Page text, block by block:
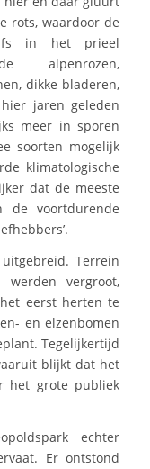
rots, waardoor de
in het prieel
alpenrozen,
dikke bladeren,
jaren geleden
meer in sporen
soorten mogelijk
klimatologische
dat de meeste
de voortdurende
Terrein
werden vergroot,
eerst herten te
en elzenbomen
Tegelijkertijd
blijkt dat het
het grote publiek
echter
Er ontstond